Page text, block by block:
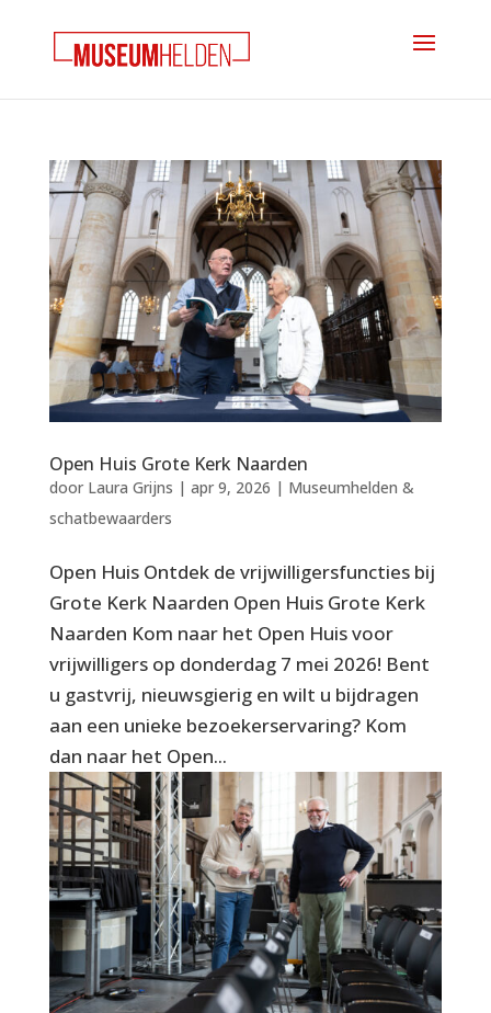
Open Huis Grote Kerk Naarden
door Laura Grijns | apr 9, 2026 | Museumhelden &
schatbewaarders
Open Huis Ontdek de vrijwilligersfuncties bij
Grote Kerk Naarden Open Huis Grote Kerk
Naarden Kom naar het Open Huis voor
vrijwilligers op donderdag 7 mei 2026! Bent
u gastvrij, nieuwsgierig en wilt u bijdragen
aan een unieke bezoekerservaring? Kom
dan naar het Open...